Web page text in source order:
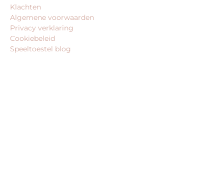
Klachten
Algemene voorwaarden
Privacy verklaring
Cookiebeleid
Speeltoestel blog